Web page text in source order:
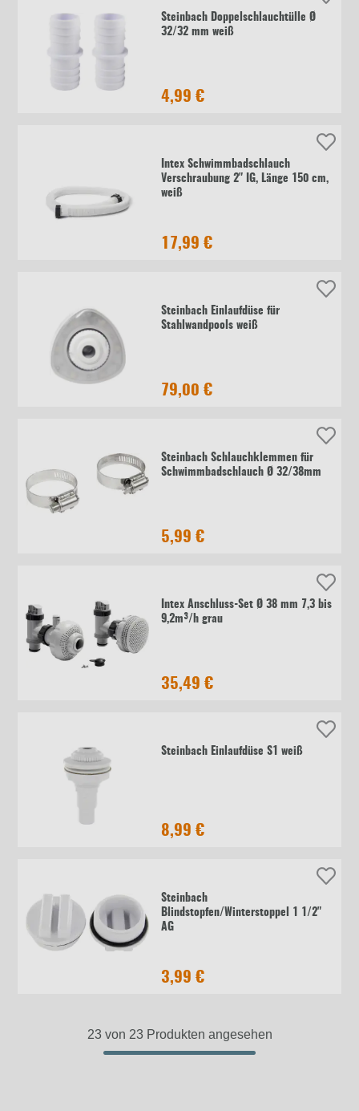
Steinbach Doppelschlauchtülle Ø
32/32 mm weiß
4,99 €
Intex Schwimmbadschlauch
Verschraubung 2" IG, Länge 150 cm,
weiß
17,99 €
Steinbach Einlaufdüse für
Stahlwandpools weiß
79,00 €
Steinbach Schlauchklemmen für
Schwimmbadschlauch Ø 32/38mm
5,99 €
Intex Anschluss-Set Ø 38 mm 7,3 bis
9,2m³/h grau
35,49 €
Steinbach Einlaufdüse S1 weiß
8,99 €
Steinbach
Blindstopfen/Winterstoppel 1 1/2"
AG
3,99 €
23 von 23 Produkten angesehen